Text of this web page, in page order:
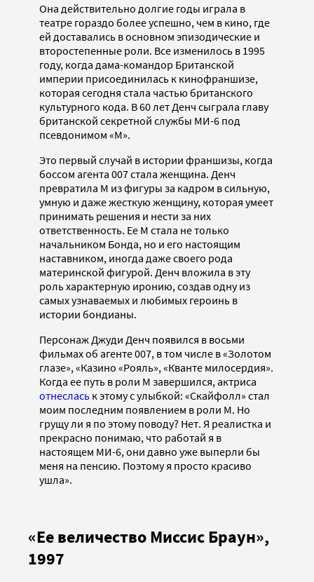
Она действительно долгие годы играла в
театре гораздо более успешно, чем в кино, где
ей доставались в основном эпизодические и
второстепенные роли. Все изменилось в 1995
году, когда дама-командор Британской
империи присоединилась к кинофраншизе,
которая сегодня стала частью британского
культурного кода. В 60 лет Денч сыграла главу
британской секретной службы MИ-6 под
псевдонимом «М».
Это первый случай в истории франшизы, когда
боссом агента 007 стала женщина. Денч
превратила М из фигуры за кадром в сильную,
умную и даже жесткую женщину, которая умеет
принимать решения и нести за них
ответственность. Ее М стала не только
начальником Бонда, но и его настоящим
наставником, иногда даже своего рода
материнской фигурой. Денч вложила в эту
роль характерную иронию, создав одну из
самых узнаваемых и любимых героинь в
истории бондианы.
Персонаж Джуди Денч появился в восьми
фильмах об агенте 007, в том числе в «Золотом
глазе», «Казино «Рояль», «Кванте милосердия».
Когда ее путь в роли М завершился, актриса
отнеслась к этому с улыбкой: «Скайфолл» стал
моим последним появлением в роли М. Но
грущу ли я по этому поводу? Нет. Я реалистка и
прекрасно понимаю, что работай я в
настоящем MИ-6, они давно уже выперли бы
меня на пенсию. Поэтому я просто красиво
ушла».
«Ее величество Миссис Браун»,
1997